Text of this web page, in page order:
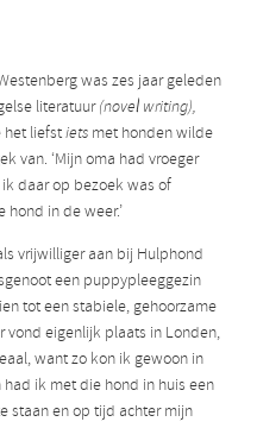
was zes jaar geleden
literatuur(novel writing),
het liefstiets met honden wilde
van. ‘Mijn oma had vroeger
daar op bezoek was of
in de weer.’
vrijwilliger aan bij Hulphond
een puppypleeggezin
tot een stabiele, gehoorzame
vond eigenlijk plaats in Londen,
want zo kon ik gewoon in
ik met die hond in huis een
staan en op tijd achter mijn